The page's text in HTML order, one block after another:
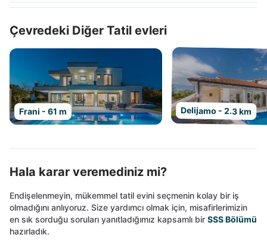
Çevredeki Diğer Tatil evleri
Frani - 61 m Delijamo - 2.3 km
Hala karar veremediniz mi?
Endişelenmeyin, mükemmel tatil evini seçmenin kolay bir iş
olmadığını anlıyoruz. Size yardımcı olmak için, misafirlerimizin
en sık sorduğu soruları yanıtladığımız kapsamlı bir SSS Bölümü
hazırladık.